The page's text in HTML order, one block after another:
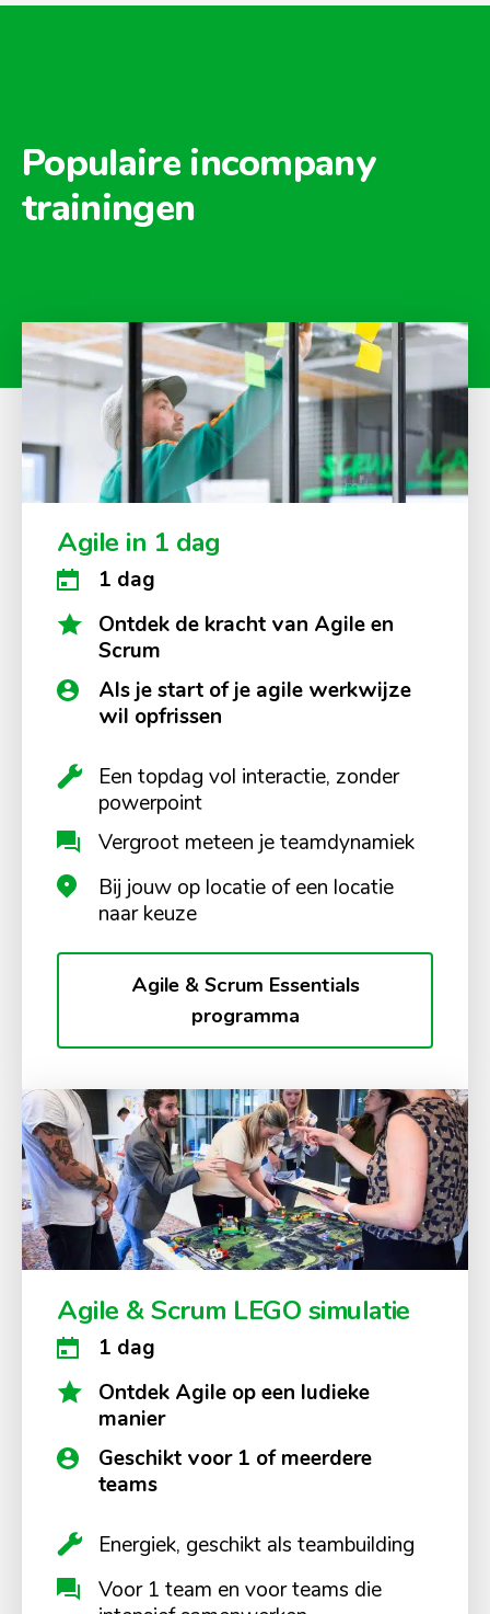
Populaire incompany
trainingen
Agile in 1 dag
1 dag
Ontdek de kracht van Agile en
Scrum
Als je start of je agile werkwijze
wil opfrissen
Een topdag vol interactie, zonder
powerpoint
Vergroot meteen je teamdynamiek
Bij jouw op locatie of een locatie
naar keuze
Agile & Scrum Essentials
programma
Agile & Scrum LEGO simulatie
1 dag
Ontdek Agile op een ludieke
manier
Geschikt voor 1 of meerdere
teams
Energiek, geschikt als teambuilding
Voor 1 team en voor teams die